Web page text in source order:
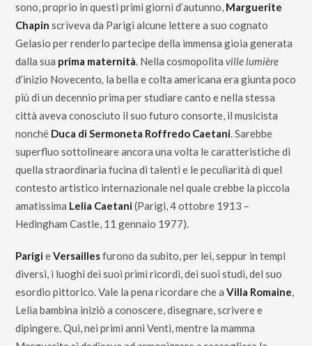
sono, proprio in questi primi giorni d’autunno, Marguerite
Chapin scriveva da Parigi alcune lettere a suo cognato
Gelasio per renderlo partecipe della immensa gioia generata
dalla sua prima maternità. Nella cosmopolitaville lumière
d’inizio Novecento, la bella e colta americana era giunta poco
più di un decennio prima per studiare canto e nella stessa
città aveva conosciuto il suo futuro consorte, il musicista
nonché Duca di Sermoneta Roffredo Caetani. Sarebbe
superfluo sottolineare ancora una volta le caratteristiche di
quella straordinaria fucina di talenti e le peculiarità di quel
contesto artistico internazionale nel quale crebbe la piccola
amatissima Lelia Caetani(Parigi, 4 ottobre 1913 –
Hedingham Castle, 11 gennaio 1977).
ParigieVersaillesfurono da subito, per lei, seppur in tempi
diversi, i luoghi dei suoi primi ricordi, dei suoi studi, del suo
esordio pittorico. Vale la pena ricordare che aVilla Romaine,
Lelia bambina iniziò a conoscere, disegnare, scrivere e
dipingere. Qui, nei primi anni Venti, mentre la mamma